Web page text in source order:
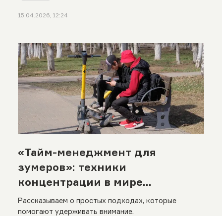
15.04.2026, 12:24
«Тайм-менеджмент для
зумеров»: техники
концентрации в мире
бесконечных уведомлений
Рассказываем о простых подходах, которые
помогают удерживать внимание.